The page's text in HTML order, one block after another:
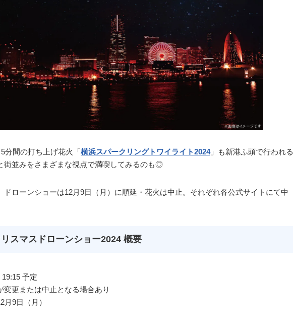
分間の打ち上げ花火「横浜スパークリングトワイライト2024」も新港ふ頭で行われる
街並みをさまざまな視点で満喫してみるのも◎
ドローンショーは12月9日（月）に順延・花火は中止。それぞれ各公式サイトにて中
スマスドローンショー2024 概要
予定
更または中止となる場合あり
9日（月）